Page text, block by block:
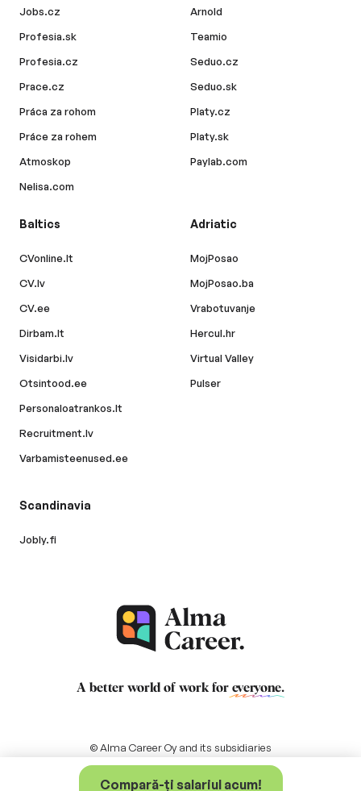
Compară-ți salariul acum!
Jobs.cz
Profesia.sk
Profesia.cz
Prace.cz
Práca za rohom
Práce za rohem
Atmoskop
Nelisa.com
Arnold
Teamio
Seduo.cz
Seduo.sk
Platy.cz
Platy.sk
Paylab.com
Baltics
CVonline.lt
CV.lv
CV.ee
Dirbam.lt
Visidarbi.lv
Otsintood.ee
Personaloatrankos.lt
Recruitment.lv
Varbamisteenused.ee
Adriatic
MojPosao
MojPosao.ba
Vrabotuvanje
Hercul.hr
Virtual Valley
Pulser
Scandinavia
Jobly.fi
A better world of work for everyone.
© Alma Career Oy and its subsidiaries